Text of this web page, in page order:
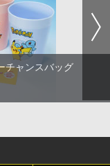
チャンスバッグ